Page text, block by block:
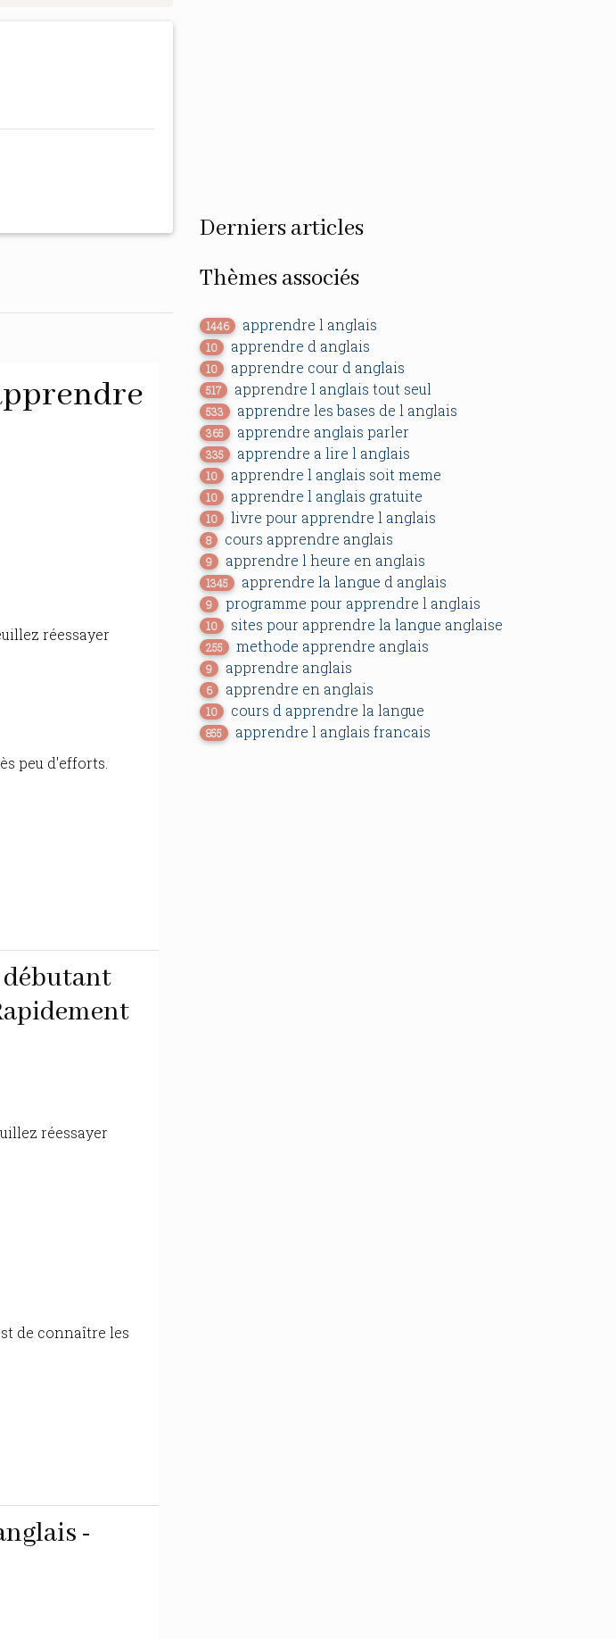
réessayer
peu d'efforts.
débutant
réessayer
de connaître les
-
Derniers articles
Thèmes associés
1446 apprendre l anglais
10 apprendre d anglais
10 apprendre cour d anglais
517 apprendre l anglais tout seul
533 apprendre les bases de l anglais
365 apprendre anglais parler
335 apprendre a lire l anglais
10 apprendre l anglais soit meme
10 apprendre l anglais gratuite
10 livre pour apprendre l anglais
8 cours apprendre anglais
9 apprendre l heure en anglais
1345 apprendre la langue d anglais
9 programme pour apprendre l anglais
10 sites pour apprendre la langue anglaise
255 methode apprendre anglais
9 apprendre anglais
6 apprendre en anglais
10 cours d apprendre la langue
855 apprendre l anglais francais